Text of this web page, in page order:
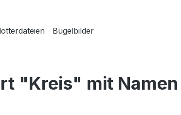
Bügelbilder
"Kreis" mit Namen